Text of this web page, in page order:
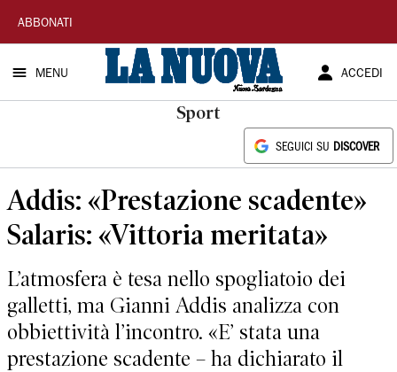
La
Nuova
Sardegna
ABBONATI
MENU ACCEDI
Sport
SEGUICI SU DISCOVER
Addis: «Prestazione scadente»
Salaris: «Vittoria meritata»
L’atmosfera è tesa nello spogliatoio dei
galletti, ma Gianni Addis analizza con
obbiettività l’incontro. «E’ stata una
prestazione scadente – ha dichiarato il